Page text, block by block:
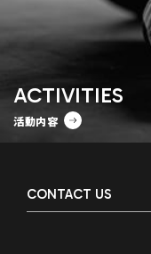
ACTIVITIES
活動内容
CONTACT US